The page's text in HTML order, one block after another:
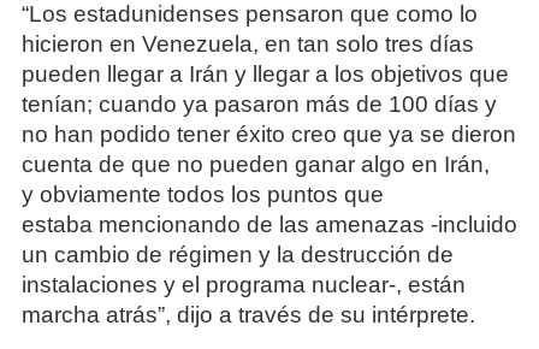
“Los estadunidenses pensaron que como lo
hicieron en Venezuela, en tan solo tres días
pueden llegar a Irán y llegar a los objetivos que
tenían; cuando ya pasaron más de 100 días y
no han podido tener éxito creo que ya se dieron
cuenta de que no pueden ganar algo en Irán,
y obviamente todos los puntos que
estaba mencionando de las amenazas -incluido
un cambio de régimen y la destrucción de
instalaciones y el programa nuclear-, están
marcha atrás”, dijo a través de su intérprete.